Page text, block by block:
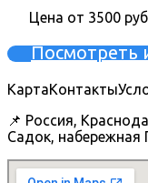
Цена от 3500
Посмотреть
КартаКонтакты
📌 Россия,
Садок, набережная